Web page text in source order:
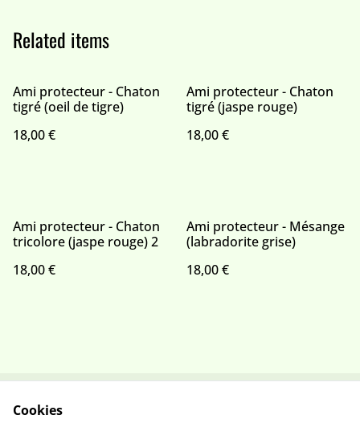
Related items
Ami protecteur - Chaton
tigré (oeil de tigre)
18,00 €
Ami protecteur - Chaton
tigré (jaspe rouge)
18,00 €
Ami protecteur - Chaton
tricolore (jaspe rouge) 2
18,00 €
Ami protecteur - Mésange
(labradorite grise)
18,00 €
Cookies